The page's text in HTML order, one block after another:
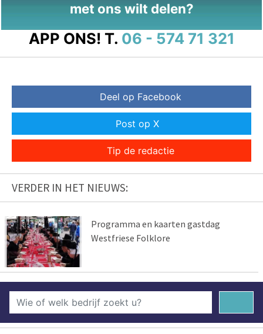
met ons wilt delen?
APP ONS! T. 06 - 574 71 321
Deel op Facebook
Post op X
Tip de redactie
VERDER IN HET NIEUWS:
Programma en kaarten gastdag
Westfriese Folklore